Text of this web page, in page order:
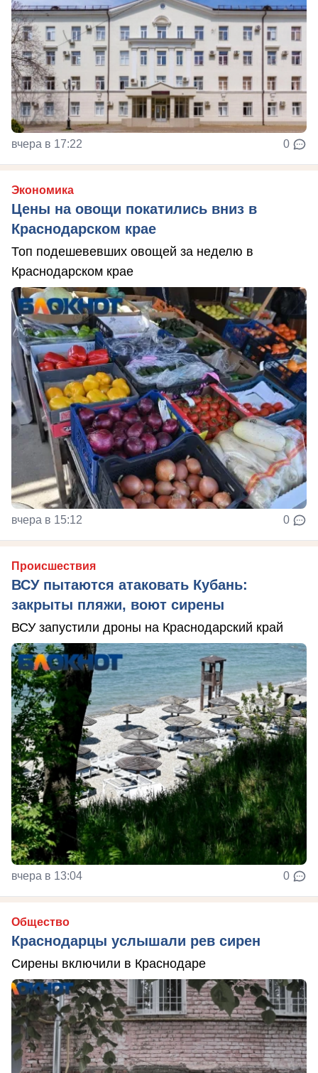
вчера в 17:22 0
Экономика
Цены на овощи покатились вниз в
Краснодарском крае
Топ подешевевших овощей за неделю в
Краснодарском крае
вчера в 15:12 0
Происшествия
ВСУ пытаются атаковать Кубань:
закрыты пляжи, воют сирены
ВСУ запустили дроны на Краснодарский край
вчера в 13:04 0
Общество
Краснодарцы услышали рев сирен
Сирены включили в Краснодаре